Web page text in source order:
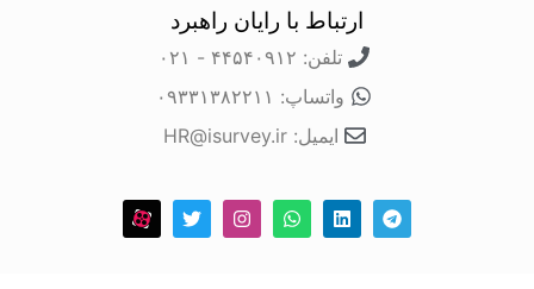
ارتباط با رایان راهبرد
تلفن: ۴۴۵۴۰۹۱۲ - ۰۲۱
واتساپ: ۰۹۳۳۱۳۸۲۲۱۱
ایمیل: HR@isurvey.ir